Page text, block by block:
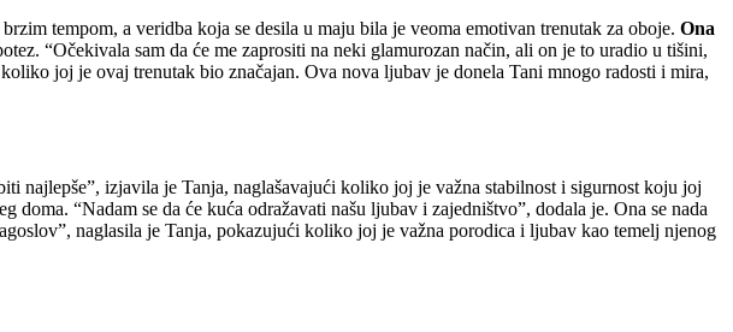
tempom, a veridba koja se desila u maju bila je veoma emotivan trenutak za oboje. Ona
“Očekivala sam da će me zaprositi na neki glamurozan način, ali on je to uradio u tišini,
joj je ovaj trenutak bio značajan. Ova nova ljubav je donela Tani mnogo radosti i mira,
najlepše”, izjavila je Tanja, naglašavajući koliko joj je važna stabilnost i sigurnost koju joj
“Nadam se da će kuća odražavati našu ljubav i zajedništvo”, dodala je. Ona se nada
naglasila je Tanja, pokazujući koliko joj je važna porodica i ljubav kao temelj njenog